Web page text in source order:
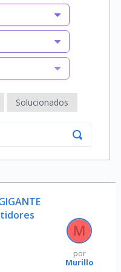
Solucionados
por
Murillo